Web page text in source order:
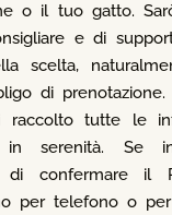
o il tuo gatto.
e di
scelta,
di
raccolto tutte le
in serenità. Se
di confermare il
per telefono o